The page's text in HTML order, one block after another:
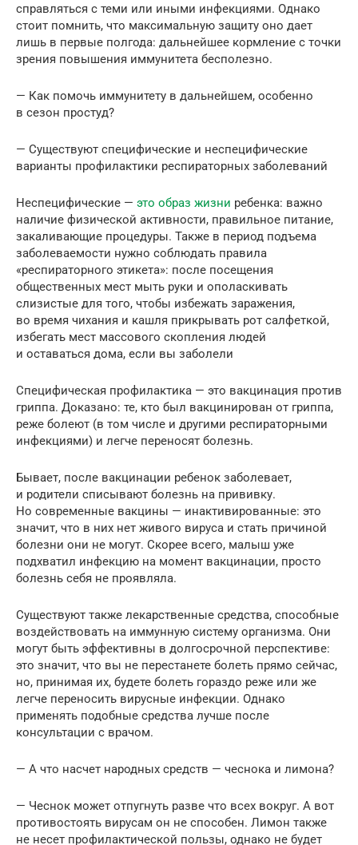
справляться с теми или иными инфекциями. Однако
стоит помнить, что максимальную защиту оно дает
лишь в первые полгода: дальнейшее кормление с точки
зрения повышения иммунитета бесполезно.
— Как помочь иммунитету в дальнейшем, особенно
в сезон простуд?
— Существуют специфические и неспецифические
варианты профилактики респираторных заболеваний
Неспецифические — это образ жизни ребенка: важно
наличие физической активности, правильное питание,
закаливающие процедуры. Также в период подъема
заболеваемости нужно соблюдать правила
«респираторного этикета»: после посещения
общественных мест мыть руки и ополаскивать
слизистые для того, чтобы избежать заражения,
во время чихания и кашля прикрывать рот салфеткой,
избегать мест массового скопления людей
и оставаться дома, если вы заболели
Специфическая профилактика — это вакцинация против
гриппа. Доказано: те, кто был вакцинирован от гриппа,
реже болеют (в том числе и другими респираторными
инфекциями) и легче переносят болезнь.
Бывает, после вакцинации ребенок заболевает,
и родители списывают болезнь на прививку.
Но современные вакцины — инактивированные: это
значит, что в них нет живого вируса и стать причиной
болезни они не могут. Скорее всего, малыш уже
подхватил инфекцию на момент вакцинации, просто
болезнь себя не проявляла.
Существуют также лекарственные средства, способные
воздействовать на иммунную систему организма. Они
могут быть эффективны в долгосрочной перспективе:
это значит, что вы не перестанете болеть прямо сейчас,
но, принимая их, будете болеть гораздо реже или же
легче переносить вирусные инфекции. Однако
применять подобные средства лучше после
консультации с врачом.
— А что насчет народных средств — чеснока и лимона?
— Чеснок может отпугнуть разве что всех вокруг. А вот
противостоять вирусам он не способен. Лимон также
не несет профилактической пользы, однако не будет